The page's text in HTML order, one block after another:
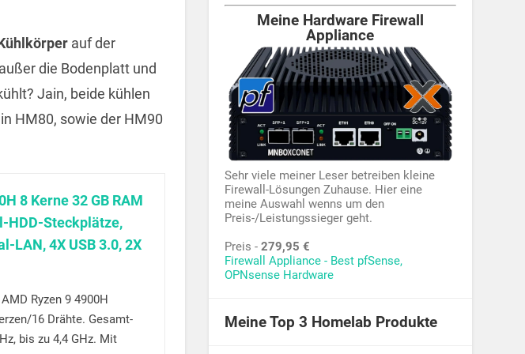
auf der
die Bodenplatt und
Jain, beide kühlen
HM80, sowie der HM90
8 Kerne 32 GB RAM
HDD-Steckplätze,
LAN, 4X USB 3.0, 2X
Ryzen 9 4900H
16 Drähte. Gesamt-
bis zu 4,4 GHz. Mit
Meine Hardware Firewall
Appliance
Sehr viele meiner Leser betreiben kleine
Firewall-Lösungen Zuhause. Hier eine
meine Auswahl wenns um den
Preis-/Leistungssieger geht.
Preis -279,95 €
Firewall Appliance - Best pfSense,
OPNsense Hardware
Meine Top 3 Homelab Produkte